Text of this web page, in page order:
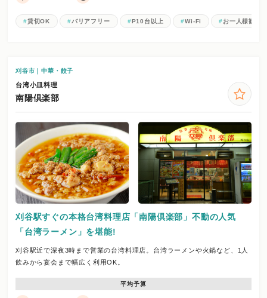
貸切OK バリアフリー P10台以上 Wi-Fi お一人様歓迎
刈谷市｜中華・餃子
台湾小皿料理
南陽倶楽部
刈谷駅すぐの本格台湾料理店「南陽倶楽部」不動の人気
「台湾ラーメン」を堪能!
刈谷駅近で深夜3時まで営業の台湾料理店。台湾ラーメンや火鍋など、1人
飲みから宴会まで幅広く利用OK。
平均予算